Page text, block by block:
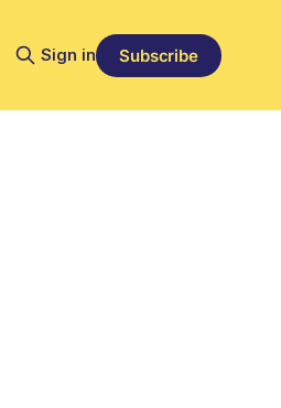
Sign in Subscribe